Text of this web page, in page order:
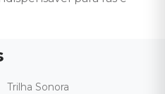
Trilha Sonora